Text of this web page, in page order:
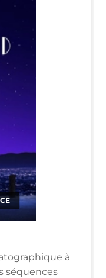
à
séquences